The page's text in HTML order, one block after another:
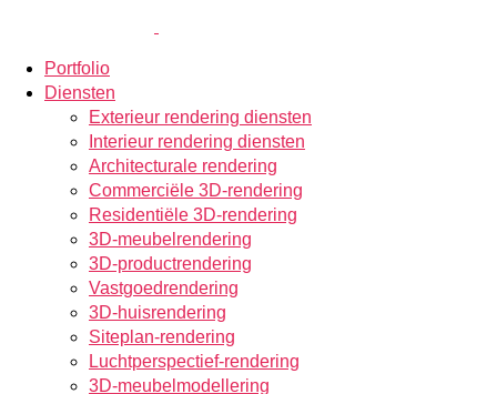
Portfolio
Diensten
Exterieur rendering diensten
Interieur rendering diensten
Architecturale rendering
Commerciële 3D-rendering
Residentiële 3D-rendering
3D-meubelrendering
3D-productrendering
Vastgoedrendering
3D-huisrendering
Siteplan-rendering
Luchtperspectief-rendering
3D-meubelmodellering